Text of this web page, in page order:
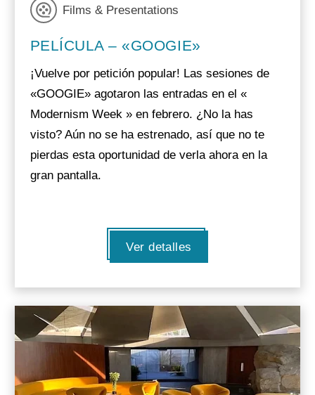
Films & Presentations
PELÍCULA – «GOOGIE»
¡Vuelve por petición popular! Las sesiones de
«GOOGIE» agotaron las entradas en el «
Modernism Week » en febrero. ¿No la has
visto? Aún no se ha estrenado, así que no te
pierdas esta oportunidad de verla ahora en la
gran pantalla.
Ver detalles